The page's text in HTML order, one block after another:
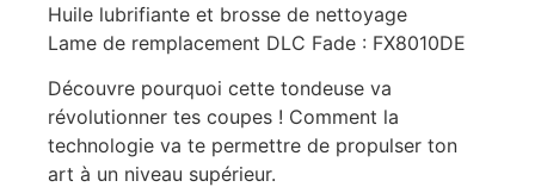
Huile lubrifiante et brosse de nettoyage
Lame de remplacement DLC Fade : FX8010DE
Découvre pourquoi cette tondeuse va
révolutionner tes coupes ! Comment la
technologie va te permettre de propulser ton
art à un niveau supérieur.